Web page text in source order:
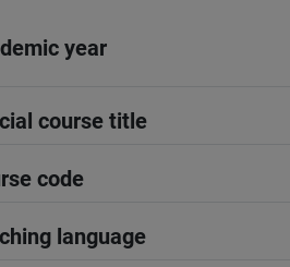
year
course title
code
language